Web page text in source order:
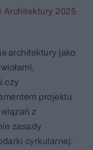
Architektury 2025
architektury jako
czy
projektu
z
zasady
cyrkularnej.